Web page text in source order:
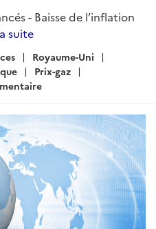
- Baisse de l’inflation
suite
Royaume-Uni
Prix-gaz